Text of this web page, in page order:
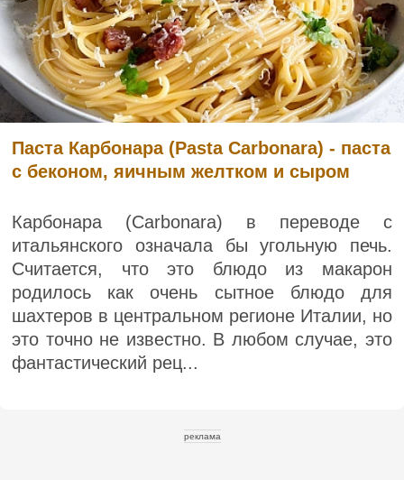
Паста Карбонара (Pasta Carbonara) - паста
с беконом, яичным желтком и сыром
Карбонара (Carbonara) в переводе с
итальянского означала бы угольную печь.
Считается, что это блюдо из макарон
родилось как очень сытное блюдо для
шахтеров в центральном регионе Италии, но
это точно не известно. В любом случае, это
фантастический рец...
реклама